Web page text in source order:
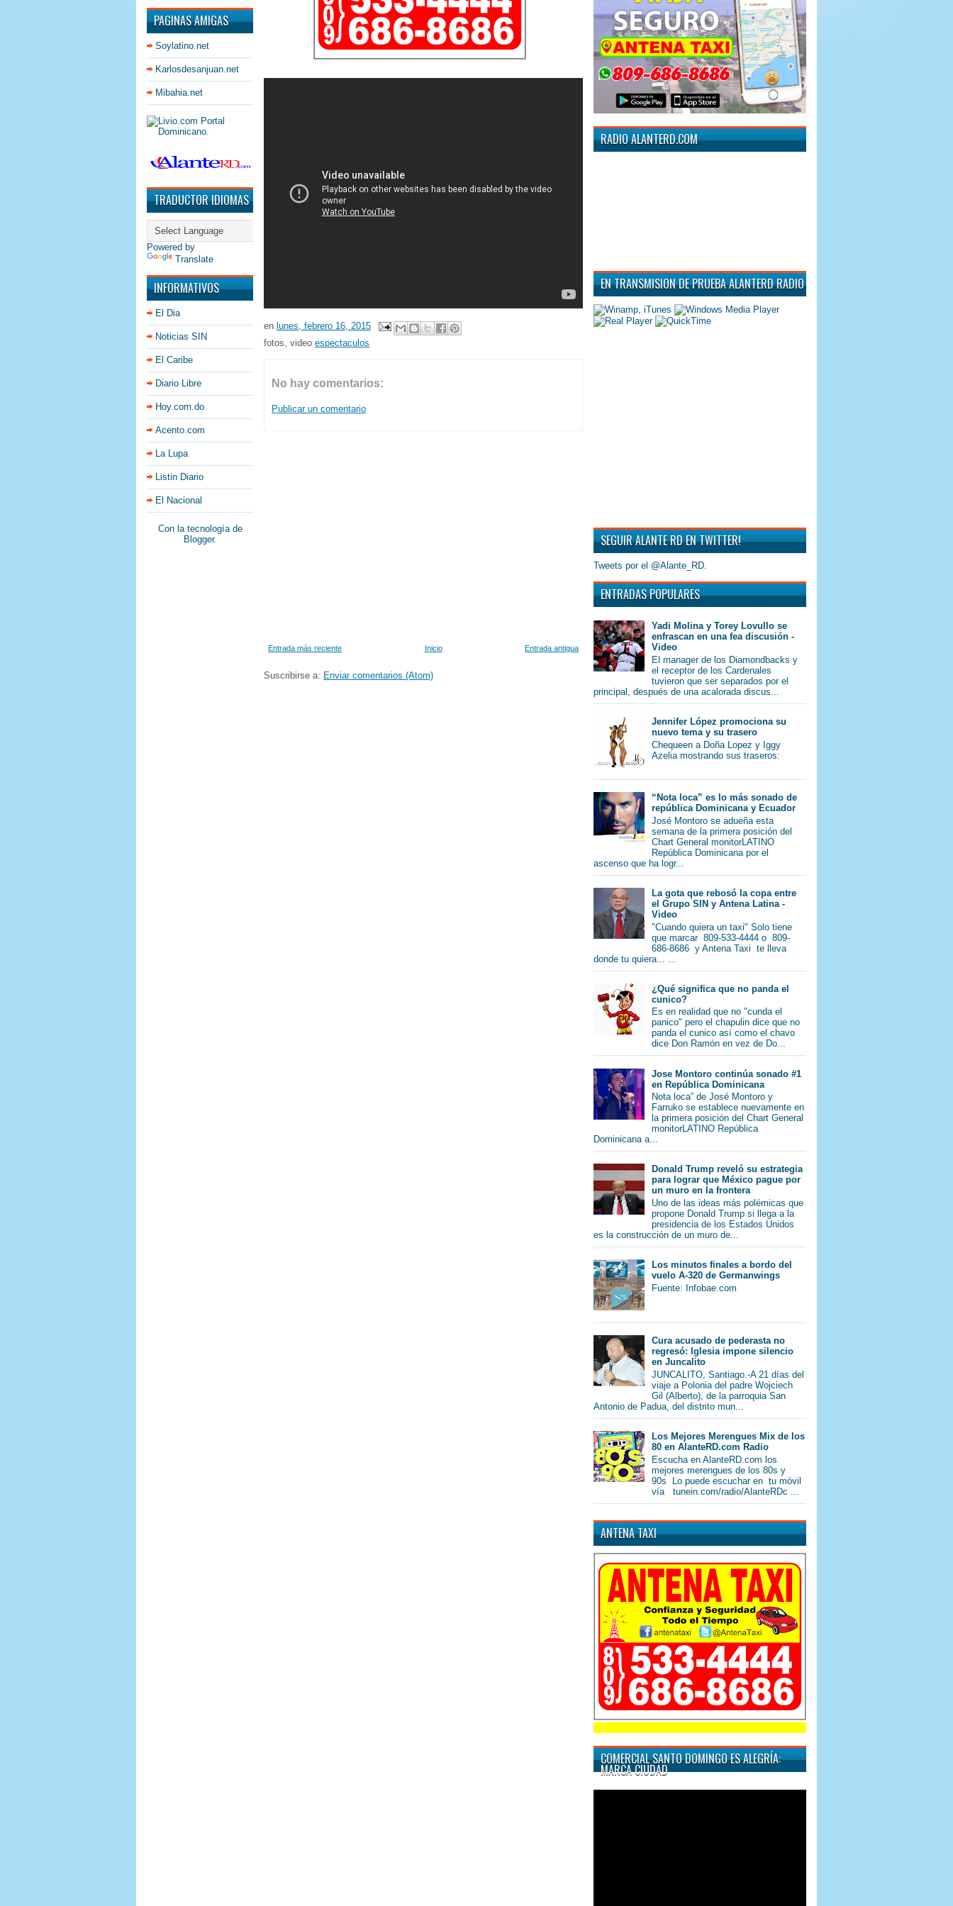
PAGINAS AMIGAS
Soylatino.net
Karlosdesanjuan.net
Mibahia.net
TRADUCTOR IDIOMAS
Powered by
Translate
INFORMATIVOS
El Dia
Noticias SIN
El Caribe
Diario Libre
Hoy.com.do
Acento.com
La Lupa
Listin Diario
El Nacional
Con la tecnología de
Blogger.
en lunes, febrero 16, 2015
fotos, video espectaculos
No hay comentarios:
Publicar un comentario
Entrada más reciente Entrada antigua
Inicio
Suscribirse a: Enviar comentarios (Atom)
RADIO ALANTERD.COM
EN TRANSMISION DE PRUEBA ALANTERD RADIO
SEGUIR ALANTE RD EN TWITTER!
Tweets por el @Alante_RD.
ENTRADAS POPULARES
Yadi Molina y Torey Lovullo se
enfrascan en una fea discusión -
Video
El manager de los Diamondbacks y
el receptor de los Cardenales
tuvieron que ser separados por el
principal, después de una acalorada discus...
Jennifer López promociona su
nuevo tema y su trasero
Chequeen a Doña Lopez y Iggy
Azelia mostrando sus traseros:
“Nota loca” es lo más sonado de
república Dominicana y Ecuador
José Montoro se adueña esta
semana de la primera posición del
Chart General monitorLATINO
República Dominicana por el
ascenso que ha logr...
La gota que rebosó la copa entre
el Grupo SIN y Antena Latina -
Video
"Cuando quiera un taxi" Solo tiene
que marcar 809-533-4444 o 809-
686-8686 y Antena Taxi te lleva
donde tu quiera... ...
¿Qué significa que no panda el
cunico?
Es en realidad que no "cunda el
panico" pero el chapulin dice que no
panda el cunico así como el chavo
dice Don Ramón en vez de Do...
Jose Montoro continúa sonado #1
en República Dominicana
Nota loca” de José Montoro y
Farruko se establece nuevamente en
la primera posición del Chart General
monitorLATINO República
Dominicana a...
Donald Trump reveló su estrategia
para lograr que México pague por
un muro en la frontera
Uno de las ideas más polémicas que
propone Donald Trump si llega a la
presidencia de los Estados Unidos
es la construcción de un muro de...
Los minutos finales a bordo del
vuelo A-320 de Germanwings
Fuente: Infobae.com
Cura acusado de pederasta no
regresó: Iglesia impone silencio
en Juncalito
JUNCALITO, Santiago.-A 21 días del
viaje a Polonia del padre Wojciech
Gil (Alberto), de la parroquia San
Antonio de Padua, del distrito mun...
Los Mejores Merengues Mix de los
80 en AlanteRD.com Radio
Escucha en AlanteRD.com los
mejores merengues de los 80s y
90s Lo puede escuchar en tu móvil
vía tunein.com/radio/AlanteRDc ...
ANTENA TAXI
COMERCIAL SANTO DOMINGO ES ALEGRÍA:
MARCA CIUDAD